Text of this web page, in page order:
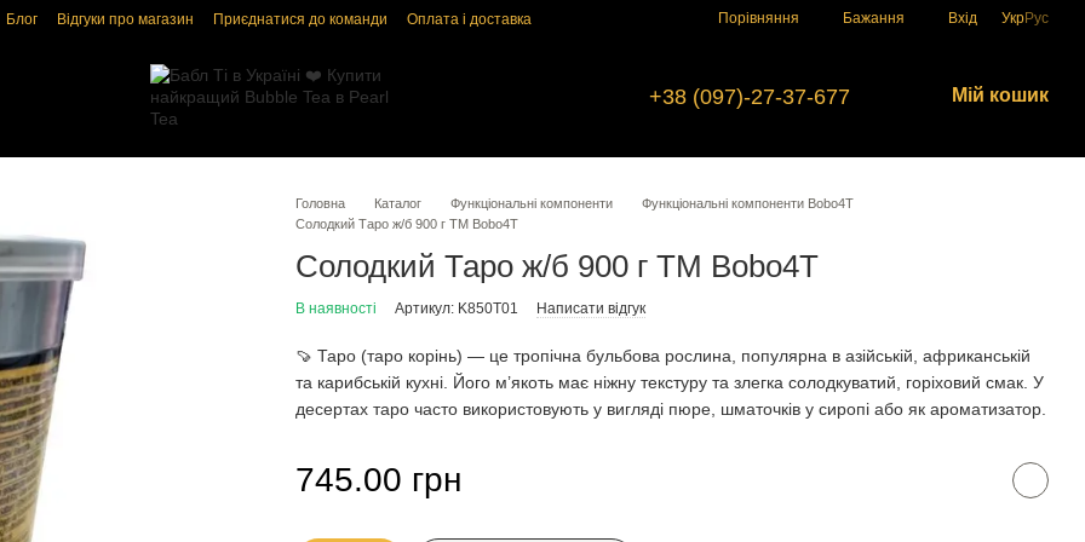
Блог Відгуки про магазин Приєднатися до команди
Оплата і доставка
Порівняння Бажання Вхід УкрРус
+38 (097)-27-37-677 Мій кошик
Головна Каталог Функціональні компоненти
Функціональні компоненти Bobo4T
Солодкий Таро ж/б 900 г TM Bobo4T
Солодкий Таро ж/б 900 г TM Bobo4T
В наявності Артикул: K850T01 Написати відгук
🍠 Таро (таро корінь) — це тропічна бульбова рослина, популярна в азійській, африканській
та карибській кухні. Його м’якоть має ніжну текстуру та злегка солодкуватий, горіховий смак. У
десертах таро часто використовують у вигляді пюре, шматочків у сиропі або як ароматизатор.
745.00 грн